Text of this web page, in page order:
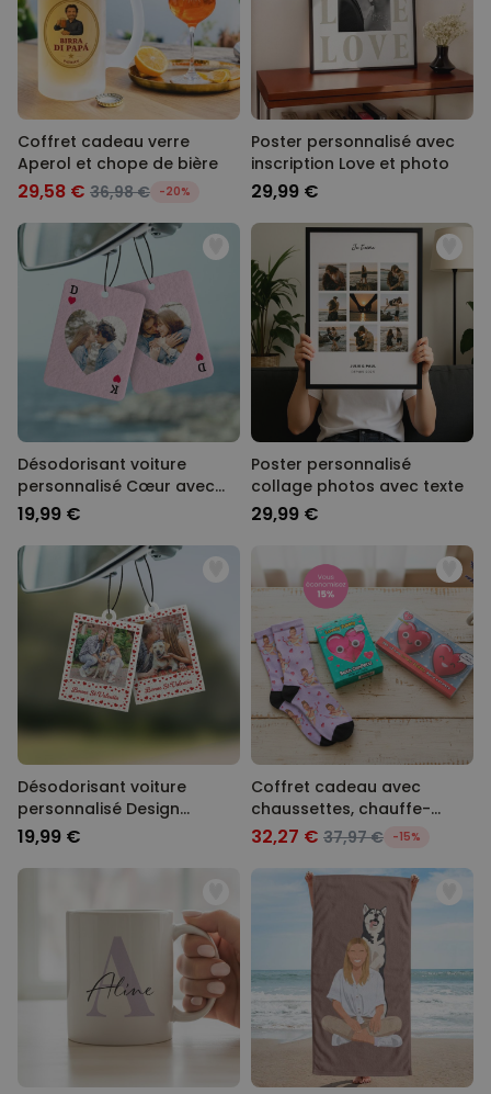
Coffret cadeau verre
Aperol et chope de bière
29,58 € 36,98 € -20%
Poster personnalisé avec
inscription Love et photo
29,99 €
Désodorisant voiture
personnalisé Cœur avec
photo
19,99 €
Poster personnalisé
collage photos avec texte
29,99 €
Désodorisant voiture
personnalisé Design
polaroïd avec cœurs - Lot
19,99 €
Coffret cadeau avec
chaussettes, chauffe-
mains et confettis de bain
32,27 € 37,97 € -15%